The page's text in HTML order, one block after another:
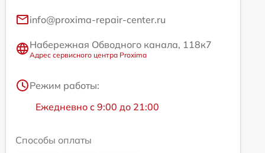
info@proxima-repair-center.ru
Набережная Обводного канала, 118к7
Адрес сервисного центра Proxima
Режим работы:
Ежедневно с 9:00 до 21:00
Способы оплаты